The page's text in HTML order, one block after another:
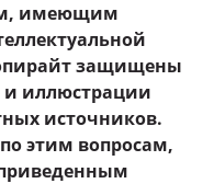
имеющим
защищены
и иллюстрации
источников.
этим вопросам,